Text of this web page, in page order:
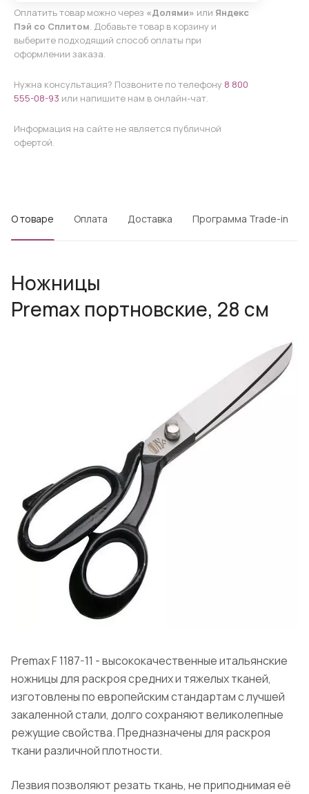
Оплатить товар можно через «Долями» или Яндекс
Пэй со Сплитом. Добавьте товар в корзину и
выберите подходящий способ оплаты при
оформлении заказа.
Нужна консультация? Позвоните по телефону 8 800
555-08-93 или напишите нам в онлайн-чат.
Информация на сайте не является публичной
офертой.
О товаре Оплата Доставка Программа Trade-in
Ножницы
Premax портновские, 28 см
Premax F 1187-11 - высококачественные итальянские
ножницы для раскроя средних и тяжелых тканей,
изготовлены по европейским стандартам с лучшей
закаленной стали, долго сохраняют великолепные
режущие свойства. Предназначены для раскроя
ткани различной плотности.
Лезвия позволяют резать ткань, не приподнимая её